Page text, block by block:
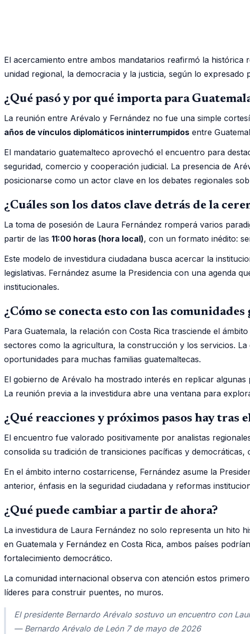
El acercamiento entre ambos mandatarios reafirmó la
unidad regional, la democracia y la justicia, según lo
¿Qué pasó y por qué importa para
La reunión entre Arévalo y Fernández no fue una simple
años de vínculos diplomáticos ininterrumpidos entre
El mandatario guatemalteco aprovechó el encuentro para
seguridad, comercio y cooperación judicial. La presencia de
posicionarse como un actor clave en los debates regionales
¿Cuáles son los datos clave detrás de la
La toma de posesión de Laura Fernández romperá varios
partir de las 11:00 horas (hora local), con un formato inédito:
Este modelo de investidura ciudadana busca acercar la
legislativas. Fernández asume la Presidencia con una agenda
institucionales.
¿Cómo se conecta esto con las comunidades
Para Guatemala, la relación con Costa Rica trasciende el
sectores como la agricultura, la construcción y los servicios.
oportunidades para muchas familias guatemaltecas.
El gobierno de Arévalo ha mostrado interés en replicar
La reunión previa a la investidura abre una ventana para
¿Qué reacciones y próximos pasos hay tras
El encuentro fue valorado positivamente por analistas
consolida su tradición de transiciones pacíficas y
En el ámbito interno costarricense, Fernández asume la
anterior, énfasis en la seguridad ciudadana y reformas
¿Qué puede cambiar a partir de ahora?
La investidura de Laura Fernández no solo representa un hito
en Guatemala y Fernández en Costa Rica, ambos países
fortalecimiento democrático.
La comunidad internacional observa con atención estos
líderes para construir puentes, no muros.
El presidente Bernardo Arévalo sostuvo un encuentro con
— Bernardo Arévalo de León 7 de mayo de 2026